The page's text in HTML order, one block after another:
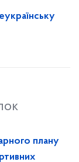
плану